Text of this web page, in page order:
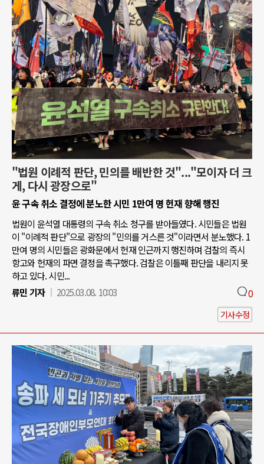
"법원 이례적 판단, 민의를 배반한 것"..."모이자 더 크
게, 다시 광장으로"
윤 구속 취소 결정에 분노한 시민 1만여 명 헌재 향해 행진
법원이 윤석열 대통령의 구속 취소 청구를 받아들였다. 시민들은 법원
이 "이례적 판단"으로 광장의 "민의를 거스른 것"이라면서 분노했다. 1
만여 명의 시민들은 광화문에서 헌재 인근까지 행진하며 검찰의 즉시
항고와 헌재의 파면 결정을 촉구했다. 검찰은 이틀째 판단을 내리지 못
하고 있다. 시민...
류민 기자
2025.03.08. 10:03 0
기사수정